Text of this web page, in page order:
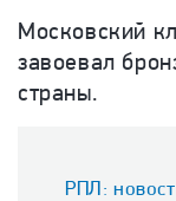
Московский
завоевал
страны.
РПЛ: